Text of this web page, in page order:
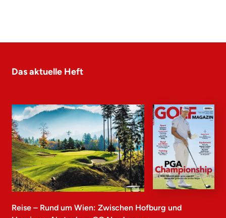
Das aktuelle Heft
Reise – Rund um Wien: Zwischen Hofburg und